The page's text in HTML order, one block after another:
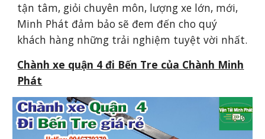
tận tâm, giỏi chuyên môn, lượng xe lớn, mới,
Minh Phát đảm bảo sẽ đem đến cho quý
khách hàng những trải nghiệm tuyệt vời nhất.
Chành xe quận 4 đi Bến Tre của Chành Minh
Phát